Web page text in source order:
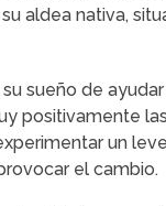
aldea nativa,
sueño de
positivamente
un
el cambio.